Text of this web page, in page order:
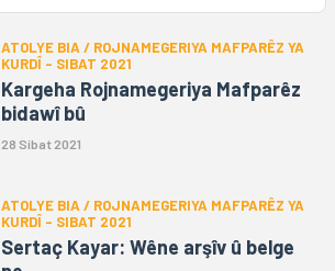
ATOLYE BIA / ROJNAMEGERIYA MAFPARÊZ YA
KURDÎ – SIBAT 2021
Kargeha Rojnamegeriya Mafparêz
bidawî bû
28 Sibat 2021
ATOLYE BIA / ROJNAMEGERIYA MAFPARÊZ YA
KURDÎ – SIBAT 2021
Sertaç Kayar: Wêne arşîv û belge